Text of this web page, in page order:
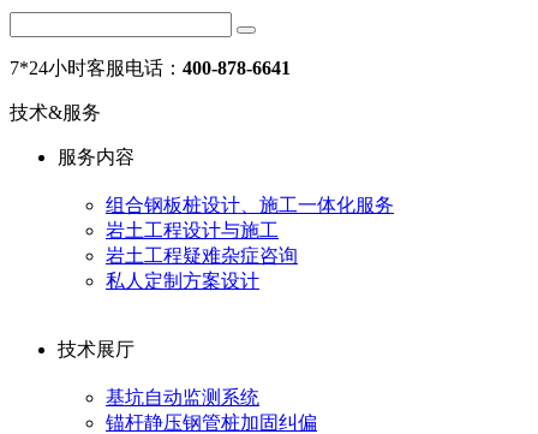
7*24小时客服电话： 400-878-6641
技术&服务
服务内容
组合钢板桩设计、施工一体化服务
岩土工程设计与施工
岩土工程疑难杂症咨询
私人定制方案设计
技术展厅
基坑自动监测系统
锚杆静压钢管桩加固纠偏